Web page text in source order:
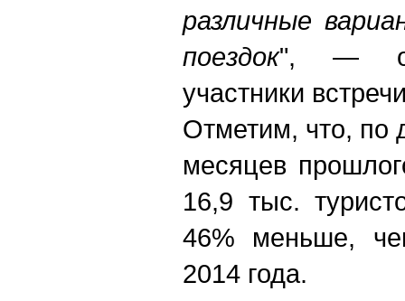
различные
поездок", —
участники
Отметим, что, по
месяцев
16,9 тыс.
46% меньше,
2014 года.